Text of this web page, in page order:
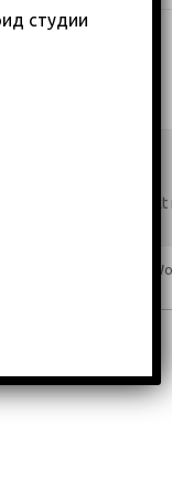
custom footer
студии